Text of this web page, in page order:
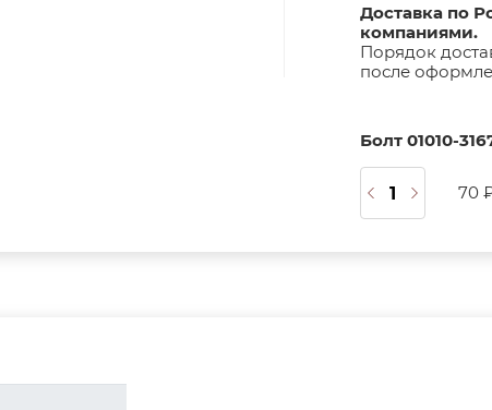
Доставка по
компаниями.
Порядок
после
Болт 01010-
70